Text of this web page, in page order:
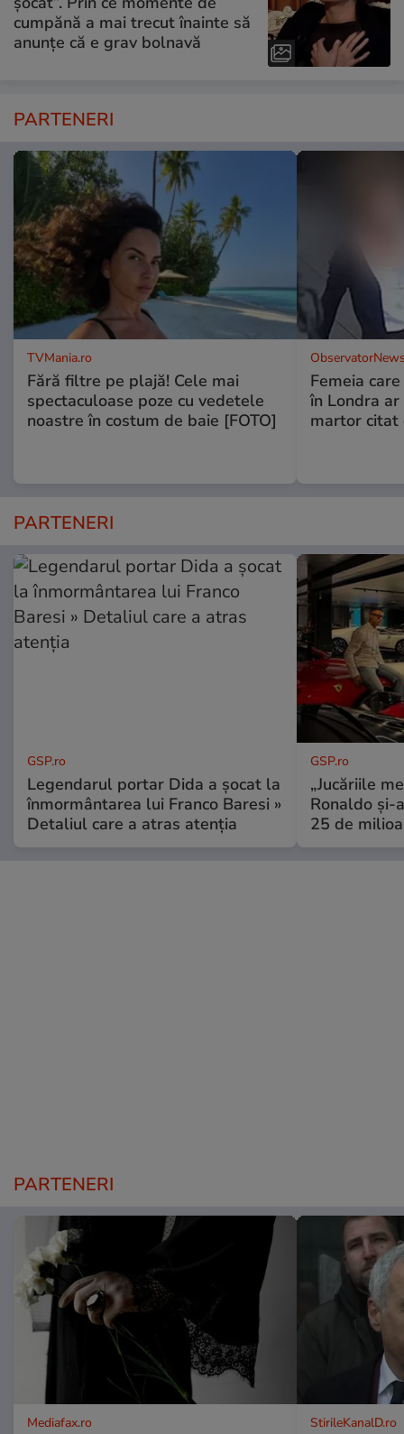
cumpănă a mai trecut înainte să
anunțe că e grav bolnavă
PARTENERI
TVMania.ro
Fără filtre pe plajă! Cele mai
spectaculoase poze cu vedetele
noastre în costum de baie [FOTO]
Femeia
în Londra ar
martor citat
PARTENERI
GSP.ro
Legendarul portar Dida a șocat la
înmormântarea lui Franco Baresi »
Detaliul care a atras atenția
GSP.ro
„Jucăriile
Ronaldo și-
25 de
PARTENERI
Mediafax.ro StirileKanalD.ro